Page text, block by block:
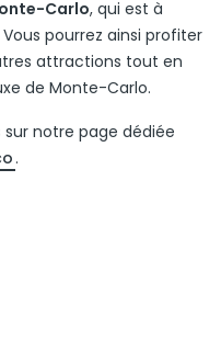
Carlo, qui est à
pourrez ainsi profiter
attractions tout en
de Monte-Carlo.
notre page dédiée
.